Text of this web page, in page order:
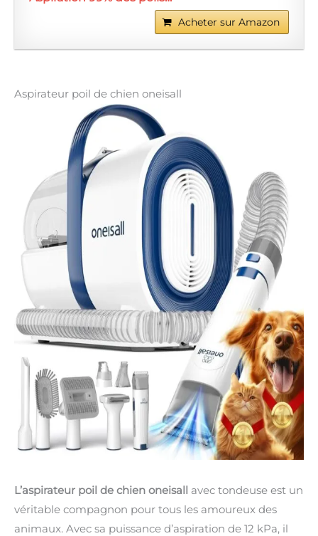
Acheter sur Amazon
Aspirateur poil de chien oneisall
L’aspirateur poil de chien oneisall avec tondeuse est un
véritable compagnon pour tous les amoureux des
animaux. Avec sa puissance d’aspiration de 12 kPa, il